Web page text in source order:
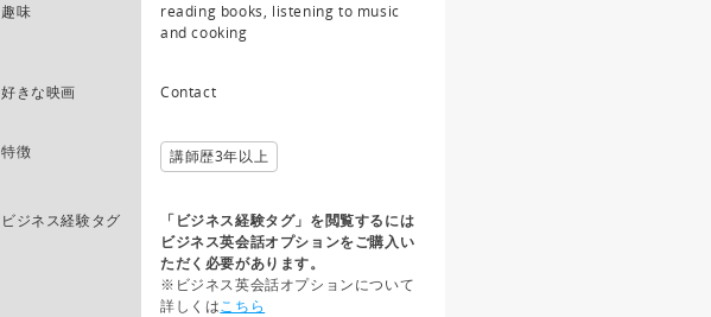
趣味
reading books, listening to music
and cooking
好きな映画 Contact
特徴 講師歴3年以上
ビジネス経験タグ
「ビジネス経験タグ」を閲覧するには
ビジネス英会話オプションをご購入い
ただく必要があります。
※ビジネス英会話オプションについて
詳しくはこちら